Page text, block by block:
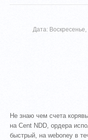
Дата:
Не знаю чем счета
на Cent NDD, ордера
быстрый, на weboney в